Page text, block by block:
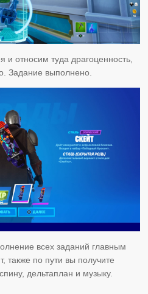
и относим туда драгоценность,
Задание выполнено.
всех заданий главным
также по пути вы получите
дельтаплан и музыку.